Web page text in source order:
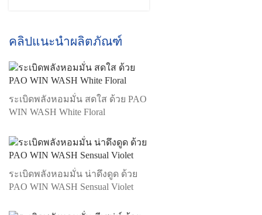
คลิปแนะนำผลิตภัณฑ์
ระเบิดพลังหอมมั่น สดใส ด้วย PAO
WIN WASH White Floral
ระเบิดพลังหอมมั่น น่าดึงดูด ด้วย
PAO WIN WASH Sensual Violet